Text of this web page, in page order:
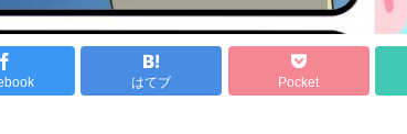
はてブ Pocket